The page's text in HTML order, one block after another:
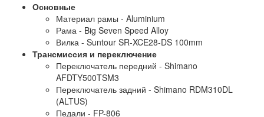
Основные
Материал рамы - Aluminium
Рама - Big Seven Speed Alloy
Вилка - Suntour SR-XCE28-DS 100mm
Трансмиссия и переключение
Переключатель передний - Shimano
AFDTY500TSM3
Переключатель задний - Shimano RDM310DL
(ALTUS)
Педали - FP-806